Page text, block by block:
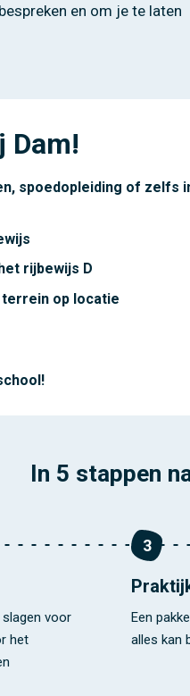
en om je te laten
Dam!
spoedopleiding of zelfs
rijbewijs D
op locatie
In 5 stappen
slagen voor
het
3
Een
alles kan